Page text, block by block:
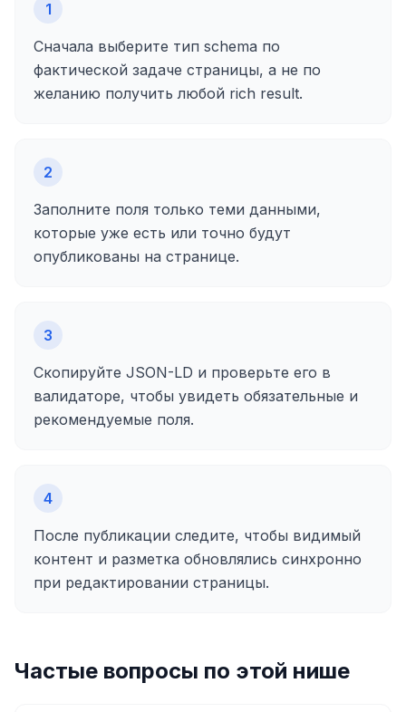
1
Сначала выберите тип schema по
фактической задаче страницы, а не по
желанию получить любой rich result.
2
Заполните поля только теми данными,
которые уже есть или точно будут
опубликованы на странице.
3
Скопируйте JSON-LD и проверьте его в
валидаторе, чтобы увидеть обязательные и
рекомендуемые поля.
4
После публикации следите, чтобы видимый
контент и разметка обновлялись синхронно
при редактировании страницы.
Частые вопросы по этой нише